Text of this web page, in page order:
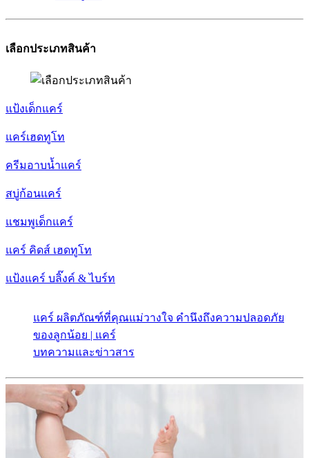
เลือกประเภทสินค้า
แป้งเด็กแคร์
แคร์เฮดทูโท
ครีมอาบน้ำแคร์
สบู่ก้อนแคร์
แชมพูเด็กแคร์
แคร์ คิดส์ เฮดทูโท
แป้งแคร์ บลิ๊งค์ & ไบร์ท
แคร์ ผลิตภัณฑ์ที่คุณแม่วางใจ คำนึงถึงความปลอดภัย
ของลูกน้อย | แคร์
บทความและข่าวสาร